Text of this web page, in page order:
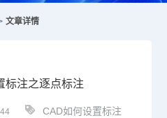
文章详情
标注之逐点标注
CAD如何设置标注